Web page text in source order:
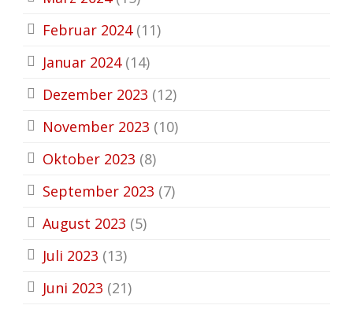
Februar 2024(11)
Januar 2024(14)
Dezember 2023 (12)
November 2023 (10)
Oktober 2023 (8)
September 2023 (7)
August 2023 (5)
Juli 2023 (13)
Juni 2023 (21)